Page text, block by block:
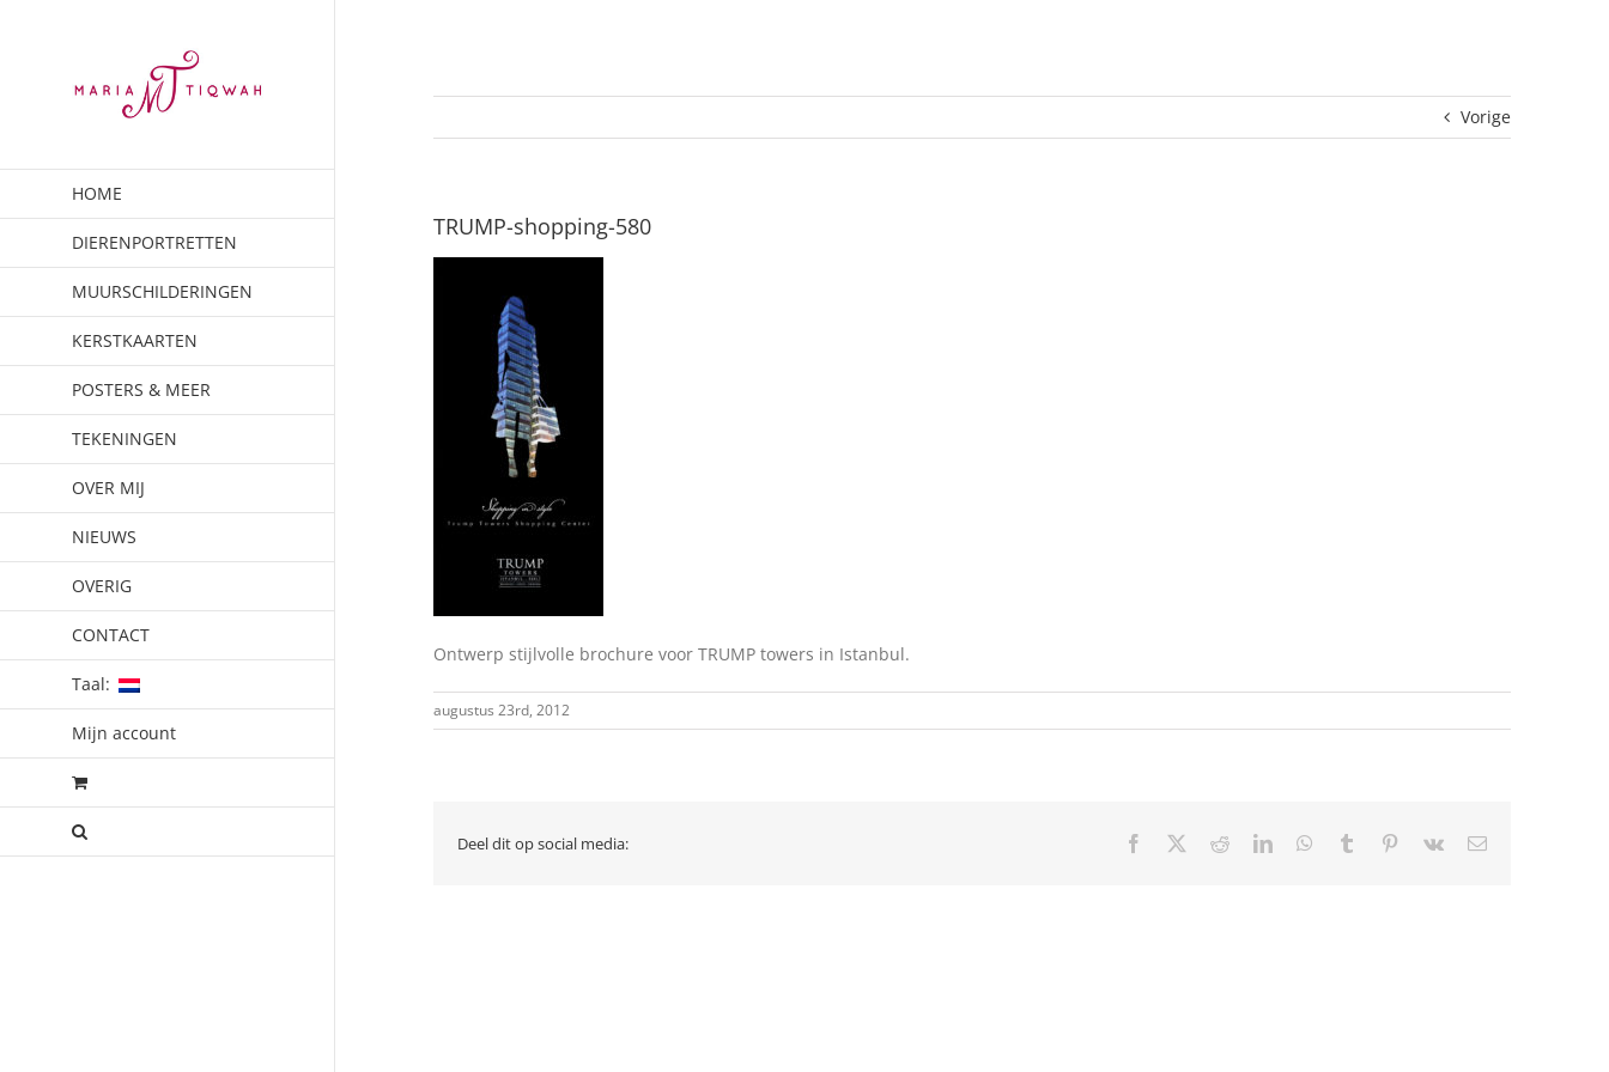
HOME
DIERENPORTRETTEN
MUURSCHILDERINGEN
KERSTKAARTEN
POSTERS & MEER
TEKENINGEN
OVER MIJ
NIEUWS
OVERIG
CONTACT
Taal:
Mijn account
Vorige
TRUMP-shopping-580
Ontwerp stijlvolle brochure voor TRUMP towers in Istanbul.
augustus 23rd, 2012
Deel dit op social media: Facebook RedditLinkedInWhatsApp
Tumblr Pinterest
Vk
E-